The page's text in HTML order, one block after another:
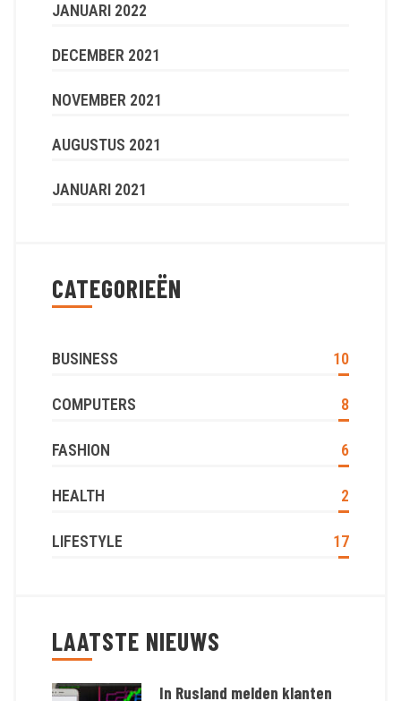
JANUARI 2022
DECEMBER 2021
NOVEMBER 2021
AUGUSTUS 2021
JANUARI 2021
CATEGORIEËN
BUSINESS 10
COMPUTERS 8
FASHION 6
HEALTH 2
LIFESTYLE 17
LAATSTE NIEUWS
In Rusland melden klanten